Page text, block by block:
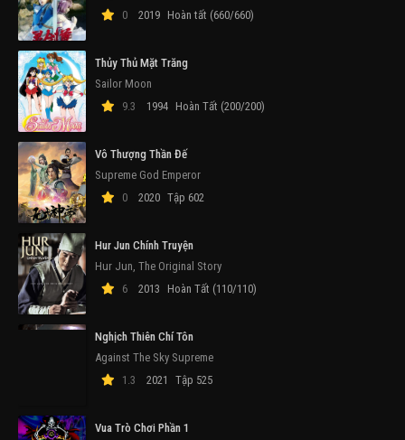
0
2019 Hoàn tất (660/660)
Thủy Thủ Mặt Trăng
Sailor Moon
9.3
1994 Hoàn Tất (200/200)
Vô Thượng Thần Đế
Supreme God Emperor
0
2020 Tập 602
Hur Jun Chính Truyện
Hur Jun, The Original Story
6
2013 Hoàn Tất (110/110)
Nghịch Thiên Chí Tôn
Against The Sky Supreme
1.3
2021 Tập 525
Vua Trò Chơi Phần 1